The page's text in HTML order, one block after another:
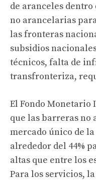
de aranceles
no arancelarias
las fronteras
subsidios
técnicos, falta de
transfronteriza,
El Fondo
que las barreras no
mercado único de
alrededor del 44%
altas que entre los
Para los servicios,